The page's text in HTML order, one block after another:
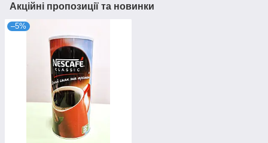
Акційні пропозиції та новинки
–5%